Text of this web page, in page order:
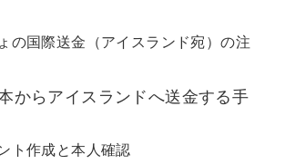
の国際送金（アイスランド宛）の注
からアイスランドへ送金する手
ト作成と本人確認